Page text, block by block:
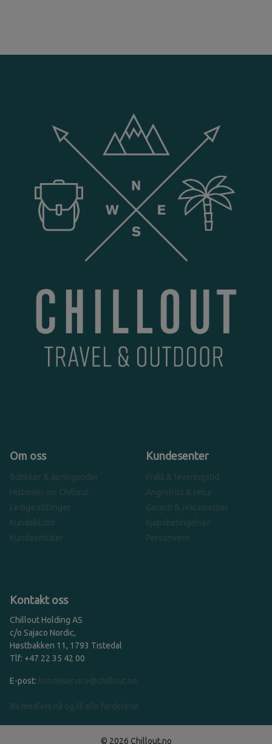
Om oss
Butikker & åpningstider
Historien om Chillout
Ledige stillinger
Kundeklubb
Kundeomtaler
Kundesenter
Frakt & leveringstid
Angrefrist & retur
Garanti & reklamasjon
Kjøpsbetingelser
Personvern
Kontakt oss
Chillout Holding AS
c/o Sajaco Nordic,
Høstbakken 11, 1793 Tistedal
Tlf: +47 22 35 42 00
E-post: kundeservice@chillout.no
Bli medlem nå og få alle fordelene
© 2026 Chillout.no